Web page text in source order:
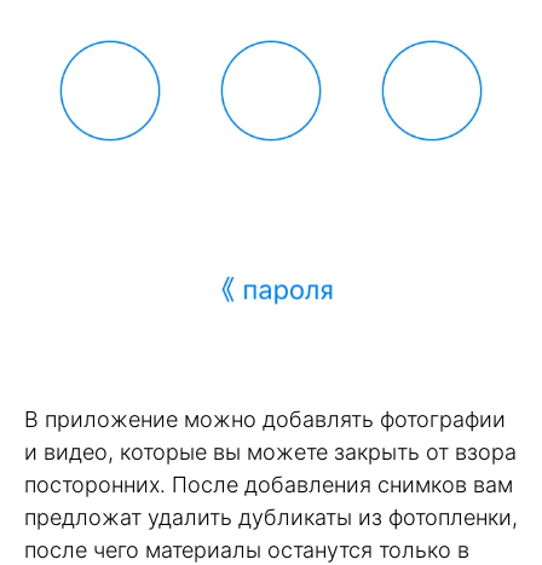
В приложение можно добавлять фотографии
и видео, которые вы можете закрыть от взора
посторонних. После добавления снимков вам
предложат удалить дубликаты из фотопленки,
после чего материалы останутся только в